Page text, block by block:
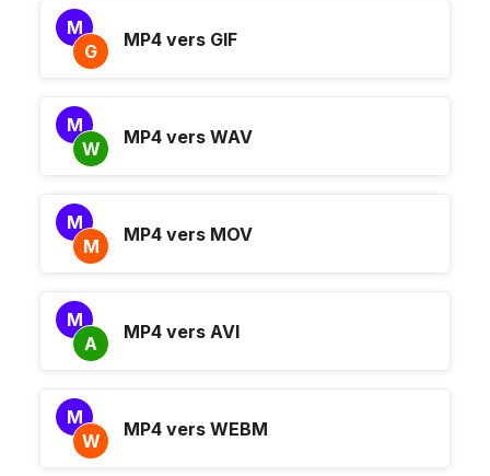
M
G
MP4 vers GIF
M
W
MP4 vers WAV
M
M
MP4 vers MOV
M
A
MP4 vers AVI
M
W
MP4 vers WEBM